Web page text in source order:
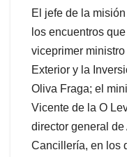
El jefe de la
los encuentros
viceprimer
Exterior y la
Oliva Fraga; el
Vicente de la O
director general
Cancillería, en los